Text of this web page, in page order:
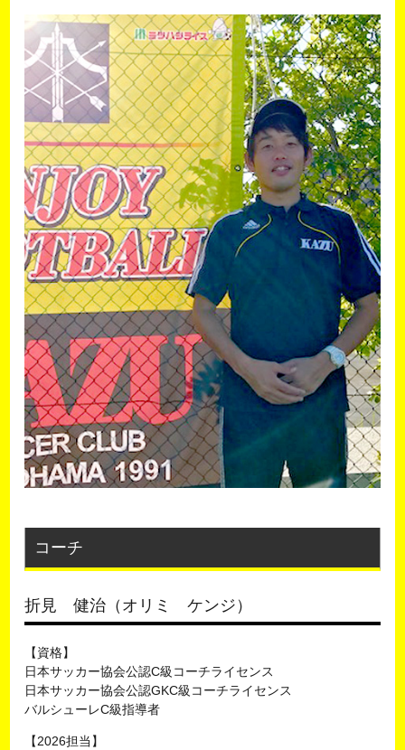
コーチ
折見 健治（オリミ ケンジ）
【資格】
日本サッカー協会公認C級コーチライセンス
日本サッカー協会公認GKC級コーチライセンス
バルシューレC級指導者
【2026担当】